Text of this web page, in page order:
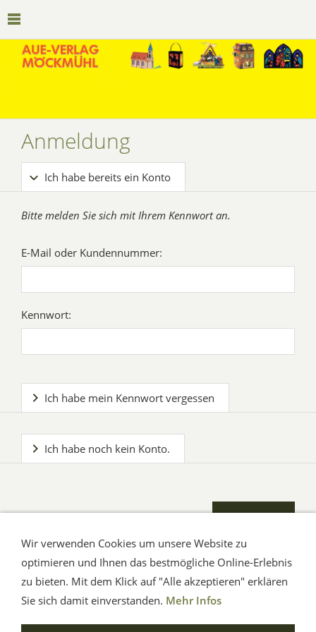
Anmeldung
Ich habe bereits ein Konto
Bitte melden Sie sich mit Ihrem Kennwort an.
E-Mail oder Kundennummer:
Kennwort:
Ich habe mein Kennwort vergessen
Ich habe noch kein Konto.
AGB Impressum Hilfe
Verbraucherhinweise
Datenschutz
© Aue-Verlag GmbH, Möckmühl
Wir verwenden Cookies um unsere Website zu
optimieren und Ihnen das bestmögliche Online-Erlebnis
zu bieten. Mit dem Klick auf "Alle akzeptieren" erklären
Sie sich damit einverstanden. Mehr Infos